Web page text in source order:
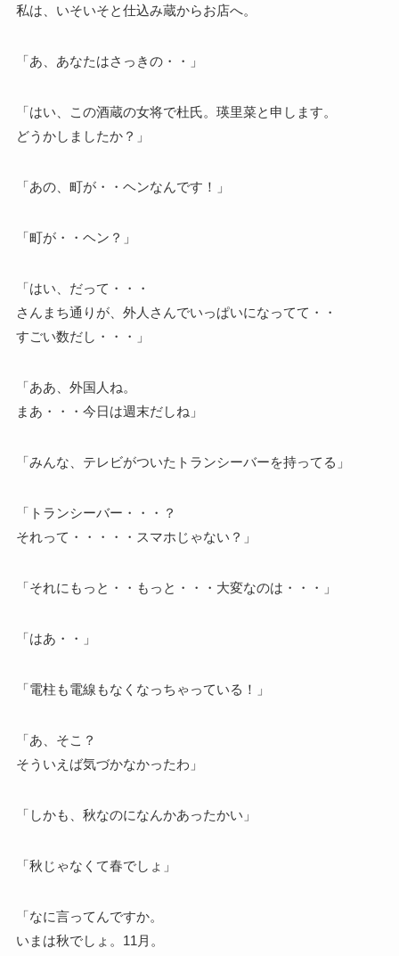
私は、いそいそと仕込み蔵からお店へ。
「あ、あなたはさっきの・・」
「はい、この酒蔵の女将で杜氏。瑛里菜と申します。
どうかしましたか？」
「あの、町が・・ヘンなんです！」
「町が・・ヘン？」
「はい、だって・・・
さんまち通りが、外人さんでいっぱいになってて・・
すごい数だし・・・」
「ああ、外国人ね。
まあ・・・今日は週末だしね」
「みんな、テレビがついたトランシーバーを持ってる」
「トランシーバー・・・？
それって・・・・・スマホじゃない？」
「それにもっと・・もっと・・・大変なのは・・・」
「はあ・・」
「電柱も電線もなくなっちゃっている！」
「あ、そこ？
そういえば気づかなかったわ」
「しかも、秋なのになんかあったかい」
「秋じゃなくて春でしょ」
「なに言ってんですか。
いまは秋でしょ。11月。